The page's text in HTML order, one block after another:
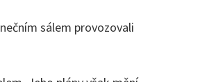
sálem provozovali